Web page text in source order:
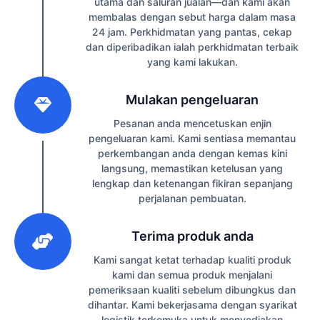
membalas dengan sebut harga dalam masa
24 jam. Perkhidmatan yang pantas, cekap
dan diperibadikan ialah perkhidmatan terbaik
yang kami lakukan.
Mulakan pengeluaran
Pesanan anda mencetuskan enjin
pengeluaran kami. Kami sentiasa memantau
perkembangan anda dengan kemas kini
langsung, memastikan ketelusan yang
lengkap dan ketenangan fikiran sepanjang
perjalanan pembuatan.
Terima produk anda
Kami sangat ketat terhadap kualiti produk
kami dan semua produk menjalani
pemeriksaan kualiti sebelum dibungkus dan
dihantar. Kami bekerjasama dengan syarikat